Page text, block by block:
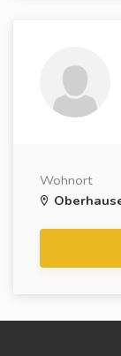
Wohnort